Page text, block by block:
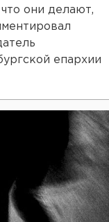
они делают,
епархии